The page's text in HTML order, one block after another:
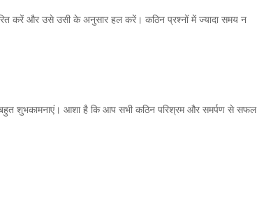
करें और उसे उसी के अनुसार हल करें। कठिन प्रश्नों में ज्यादा समय न
बहुत शुभकामनाएं। आशा है कि आप सभी कठिन परिश्रम और समर्पण से सफल